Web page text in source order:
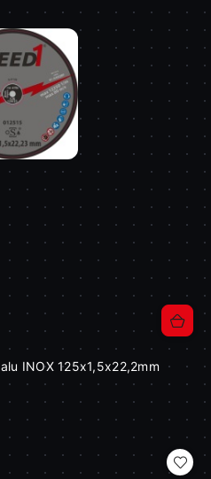
INOX 125x1,5x22,2mm